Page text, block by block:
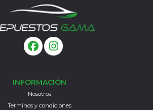
INFORMACIÓN
Nosotros
Terminos y condiciones